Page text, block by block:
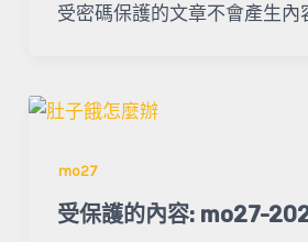
受密碼保護的文章不會產生內
mo27
受保護的內容: mo27-